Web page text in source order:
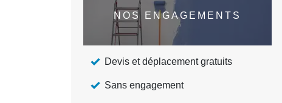
NOS ENGAGEMENTS
Devis et déplacement gratuits
Sans engagement